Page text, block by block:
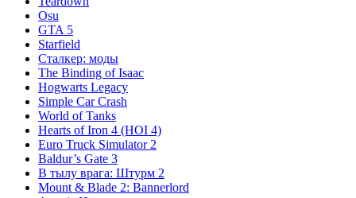
Osu
GTA 5
Starfield
Сталкер: моды
The Binding of Isaac
Hogwarts Legacy
Simple Car Crash
World of Tanks
Hearts of Iron 4 (HOI 4)
Euro Truck Simulator 2
Baldur’s Gate 3
В тылу врага: Штурм 2
Mount & Blade 2: Bannerlord